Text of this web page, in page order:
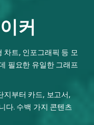
커
차트, 인포그래픽 등 모
필요한 유일한 그래프
지부터 카드, 보고서,
다. 수백 가지 콘텐츠